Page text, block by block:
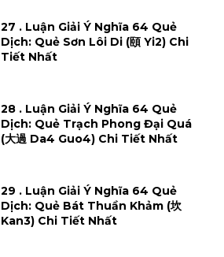
27 . Luận Giải Ý Nghĩa 64 Quẻ
Dịch: Quẻ Sơn Lôi Di (頤 Yi2) Chi
Tiết Nhất
28 . Luận Giải Ý Nghĩa 64 Quẻ
Dịch: Quẻ Trạch Phong Đại Quá
(大過 Da4 Guo4) Chi Tiết Nhất
29 . Luận Giải Ý Nghĩa 64 Quẻ
Dịch: Quẻ Bát Thuần Khảm (坎
Kan3) Chi Tiết Nhất